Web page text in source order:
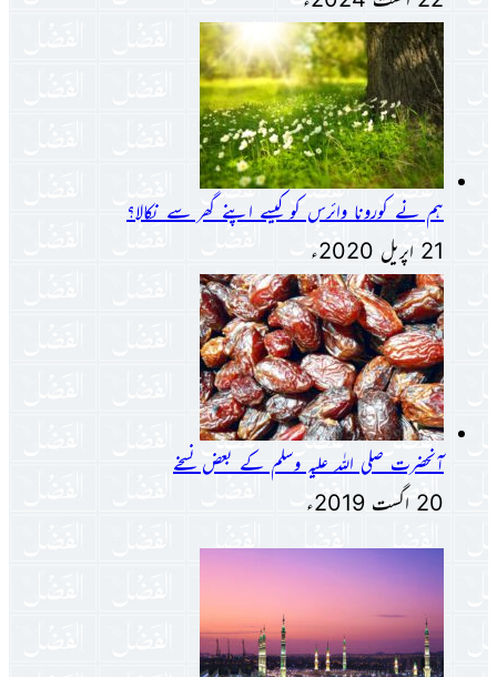
ہم نے کورونا وائرس کو کیسے اپنے گھر سے نکالا؟
21 اپریل 2020ء
آنحضرت صلی اللہ علیہ وسلم کے بعض نسخے
20 اگست 2019ء